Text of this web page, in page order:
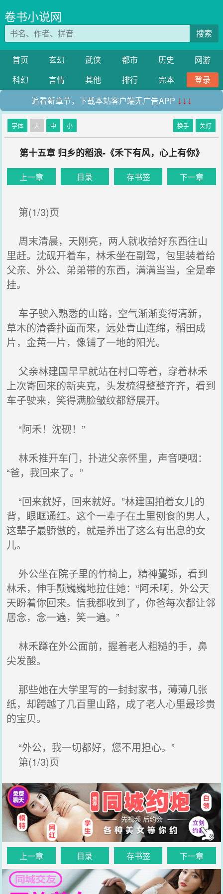
卷书小说网
搜索
首页 玄幻 武侠 都市 历史
网游
科幻
言情 其他 排行 完本
登录
追看新章节，下载本站客户端无广告APP ↓↓↓
字体 大 中 小 换手 关灯
第十五章 归乡的稻浪-《禾下有风，心上有你》
上一章 目录 存书签 下一章
第(1/3)页
周末清晨，天刚亮，两人就收拾好东西往山
里赶。沈砚开着车，林禾坐在副驾，包里装着给
父亲、外公、弟弟带的东西，满满当当，全是牵
挂。
车子驶入熟悉的山路，空气渐渐变得清新，
草木的清香扑面而来，远处青山连绵，稻田成
片，金黄一片，像铺了一地的阳光。
父亲林建国早早就站在村口等着，穿着林禾
上次寄回来的新夹克，头发梳得整整齐齐，看到
车子驶来，笑得满脸皱纹都舒展开。
“阿禾！沈砚！”
林禾推开车门，扑进父亲怀里，声音哽咽：
“爸，我回来了。”
“回来就好，回来就好。”林建国拍着女儿的
背，眼眶通红。这个一辈子在土里刨食的男人，
这辈子最骄傲的，就是养出了这么有出息的女
儿。
外公坐在院子里的竹椅上，精神矍铄，看到
林禾，伸手颤巍巍地拉住她：“阿禾啊，外公天
天盼着你回来。信我都收到了，你爸每次都让邻
居念，念一遍，笑一遍。”
林禾蹲在外公面前，握着老人粗糙的手，鼻
尖发酸。
那些她在大学里写的一封封家书，薄薄几张
纸，却跨越了几百里山路，成了老人心里最珍贵
的宝贝。
“外公，我一切都好，您不用担心。”
第(1/3)页
上一章 目录 存书签 下一章